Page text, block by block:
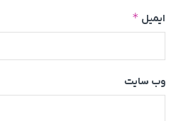
ایمیل *
وب‌ سایت